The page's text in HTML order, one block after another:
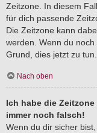
Zeitzone. In diesem
für dich passende
Die Zeitzone kann
werden. Wenn du
Grund, dies jetzt zu tun.
Nach oben
Ich habe die
immer noch falsch!
Wenn du dir sicher